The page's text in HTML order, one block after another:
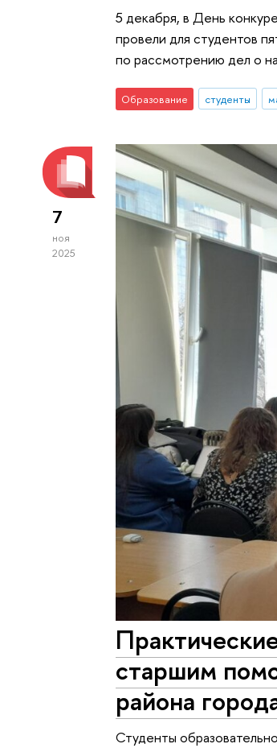
5 декабря, в День
провели для студентов
по рассмотрению дел о
Образование студенты
7
ноя
2025
старшим
района
Студенты